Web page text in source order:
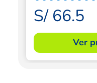
S/ 66.5
Ver